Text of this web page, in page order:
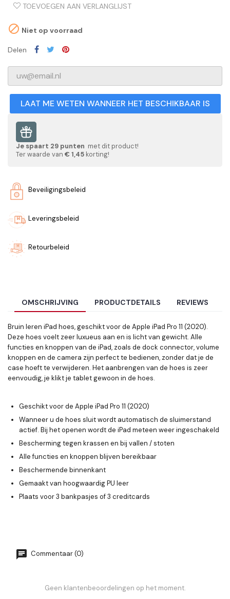
TOEVOEGEN AAN VERLANGLIJST
 Niet op voorraad
Delen
LAAT ME WETEN WANNEER HET BESCHIKBAAR IS
Je spaart 29 punten met dit product!
Ter waarde van € 1,45 korting!
Beveiligingsbeleid
Leveringsbeleid
Retourbeleid
OMSCHRIJVING PRODUCTDETAILS REVIEWS
Bruin leren iPad hoes, geschikt voor de Apple iPad Pro 11 (2020).
Deze hoes voelt zeer luxueus aan en is licht van gewicht. Alle
functies en knoppen van de iPad, zoals de dock connector, volume
knoppen en de camera zijn perfect te bedienen, zonder dat je de
case hoeft te verwijderen. Het aanbrengen van de hoes is zeer
eenvoudig, je klikt je tablet gewoon in de hoes.
Geschikt voor de Apple iPad Pro 11 (2020)
Wanneer u de hoes sluit wordt automatisch de sluimerstand
actief. Bij het openen wordt de iPad meteen weer ingeschakeld
Bescherming tegen krassen en bij vallen / stoten
Alle functies en knoppen blijven bereikbaar
Beschermende binnenkant
Gemaakt van hoogwaardig PU leer
Plaats voor 3 bankpasjes of 3 creditcards
Commentaar (0)
Geen klantenbeoordelingen op het moment.